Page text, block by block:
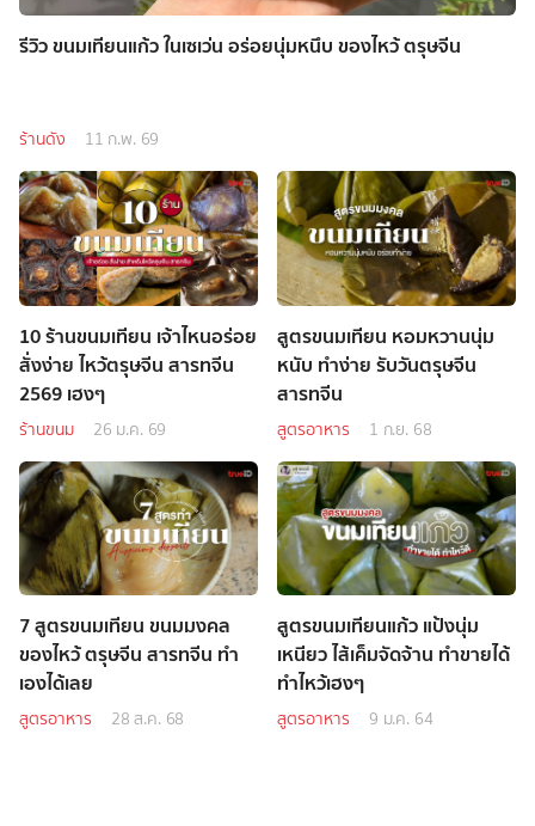
รีวิว ขนมเทียนแก้ว ในเซเว่น อร่อยนุ่มหนึบ ของไหว้ ตรุษจีน
ร้านดัง 11 ก.พ. 69
10 ร้านขนมเทียน เจ้าไหนอร่อย
สั่งง่าย ไหว้ตรุษจีน สารทจีน
2569 เฮงๆ
ร้านขนม 26 ม.ค. 69
สูตรขนมเทียน หอมหวานนุ่ม
หนับ ทำง่าย รับวันตรุษจีน
สารทจีน
สูตรอาหาร 1 ก.ย. 68
7 สูตรขนมเทียน ขนมมงคล
ของไหว้ ตรุษจีน สารทจีน ทำ
เองได้เลย
สูตรอาหาร 28 ส.ค. 68
สูตรขนมเทียนแก้ว แป้งนุ่ม
เหนียว ไส้เค็มจัดจ้าน ทำขายได้
ทำไหว้เฮงๆ
สูตรอาหาร 9 ม.ค. 64